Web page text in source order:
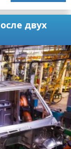
двух